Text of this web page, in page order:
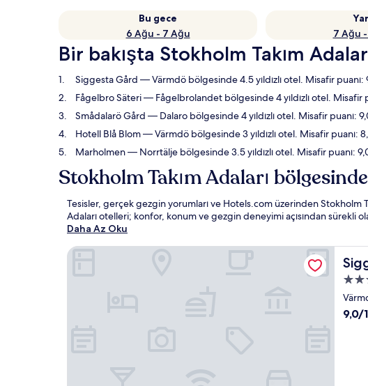
Bu gece
6 Ağu - 7 Ağu
7 Ağu
Bir bakışta Stokholm Takım
Siggesta Gård — Värmdö bölgesinde 4.5 yıldızlı otel. Misafir puanı:
Fågelbro Säteri— Fågelbrolandet bölgesinde 4 yıldızlı otel. Misafir
Smådalarö Gård — Dalaro bölgesinde 4 yıldızlı otel. Misafir puanı:
Hotell Blå Blom— Värmdö bölgesinde 3 yıldızlı otel. Misafir puanı:
Marholmen— Norrtälje bölgesinde 3.5 yıldızlı otel. Misafir puanı:
Stokholm Takım Adaları
Tesisler, gerçek gezgin yorumları ve Hotels.com üzerinden Stokholm
Adaları otelleri; konfor, konum ve gezgin deneyimi açısından sürekli
Daha Az Oku
4.5
10
9,0/
Siggesta Gård